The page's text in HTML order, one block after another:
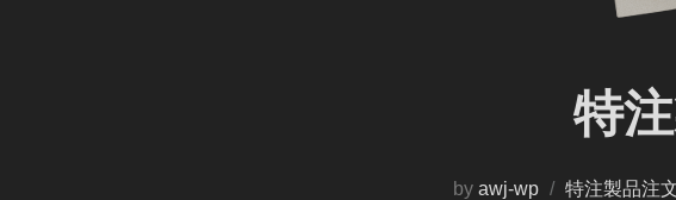
特
by awj-wp 特注製品注